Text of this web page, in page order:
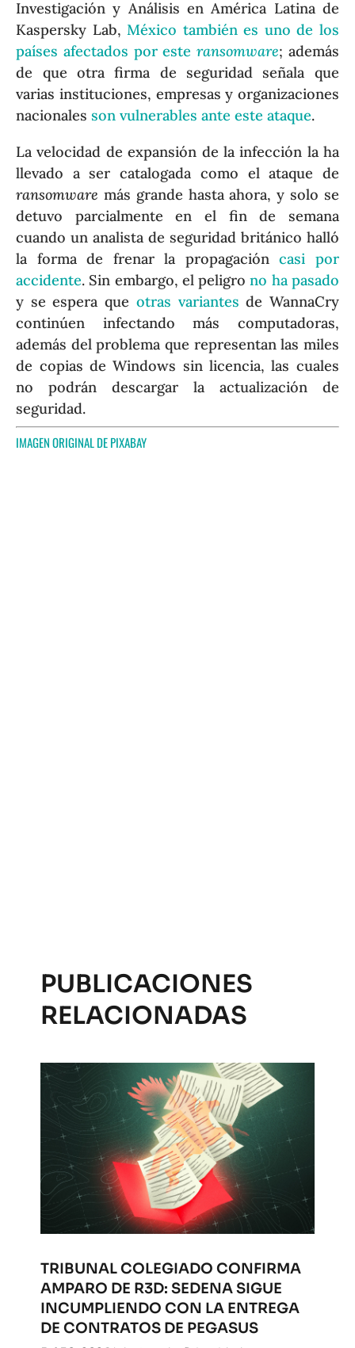
Investigación y Análisis en América Latina de
Kaspersky Lab,México también es uno de los
países afectados por esteransomware; además
de que otra firma de seguridad señala que
varias instituciones, empresas y organizaciones
nacionales son vulnerables ante este ataque.
La velocidad de expansión de la infección la ha
llevado a ser catalogada como el ataque de
ransomware más grande hasta ahora, y solo se
detuvo parcialmente en el fin de semana
cuando un analista de seguridad británico halló
la forma de frenar la propagacióncasi por
accidente. Sin embargo, el peligrono ha pasado
y se espera que otras variantesde WannaCry
continúen infectando más computadoras,
además del problema que representan las miles
de copias de Windows sin licencia, las cuales
no podrán descargar la actualización de
seguridad.
IMAGEN ORIGINAL DEPIXABAY
PUBLICACIONES
RELACIONADAS
TRIBUNAL COLEGIADO CONFIRMA
AMPARO DE R3D: SEDENA SIGUE
INCUMPLIENDO CON LA ENTREGA
DE CONTRATOS DE PEGASUS